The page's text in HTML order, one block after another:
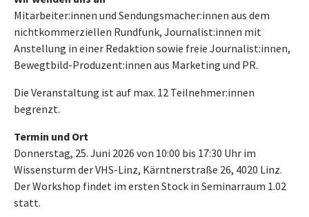
Mitarbeiter:innen und Sendungsmacher:innen aus dem
nichtkommerziellen Rundfunk, Journalist:innen mit
Anstellung in einer Redaktion sowie freie Journalist:innen,
Bewegtbild-Produzent:innen aus Marketing und PR.
Die Veranstaltung ist auf max. 12 Teilnehmer:innen
begrenzt.
Termin und Ort
Donnerstag, 25. Juni 2026 von 10:00 bis 17:30 Uhr im
Wissensturm der VHS-Linz, Kärntnerstraße 26, 4020 Linz.
Der Workshop findet im ersten Stock in Seminarraum 1.02
statt.